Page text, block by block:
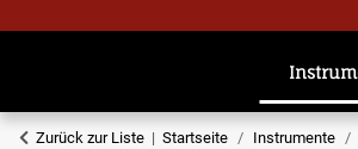
Zurück zur Liste Startseite Instrumente